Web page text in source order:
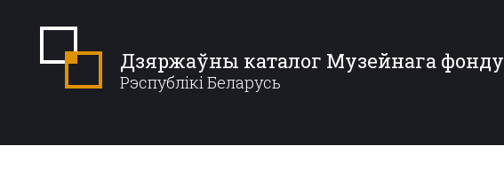
Дзяржаўны каталог Музейнага фонду
Рэспублікі Беларусь